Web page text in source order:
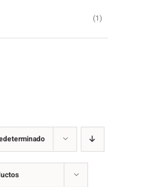
(1)